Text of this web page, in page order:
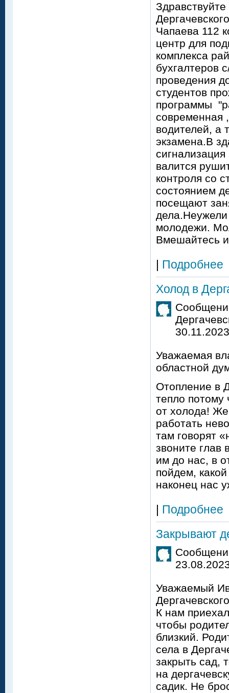
Чапаева 112
центр для
комплекса
бухгалтеров
проведения
студентов
программы
современная
водителей, а
экзамена.В
сигнализация
валится
контроля со
состоянием
посещают
дела.Неужели
молодежи.
Вмешайтесь
| Подробнее
Холод в
Уважаемая
областной
Отопление в
тепло потому
от холода!
работать
там говорят
звоните глав
им до нас, в
пойдем,
наконец нас
| Подробнее
Закрывают
Уважаемый
К нам
чтобы
близкий.
села в
закрыть сад,
на
садик. Не